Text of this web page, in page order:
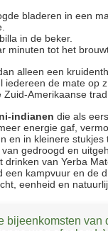
bladeren in een
in de beker.
minuten tot het
alleen een
iedereen de mate op
Amerikaanse
indianen die als
energie gaf,
en in kleinere
gedroogd en
drinken van Yerba
een kampvuur en de
eenheid en
bijeenkomsten